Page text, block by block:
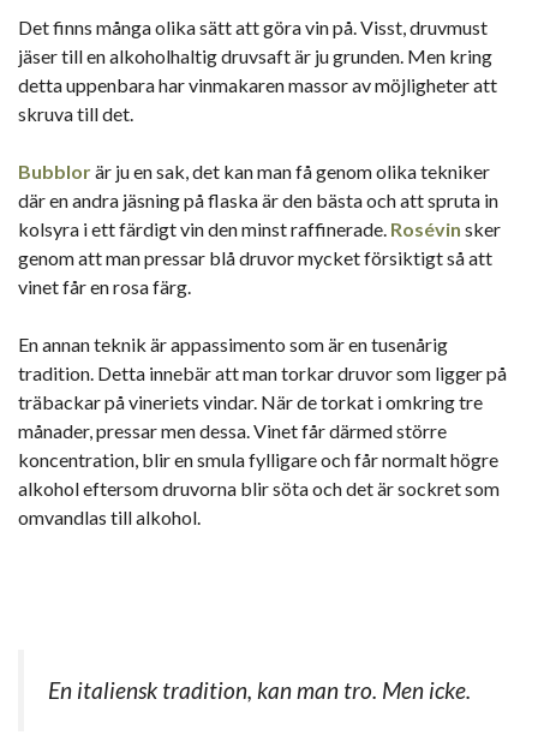
Det finns många olika sätt att göra vin på. Visst, druvmust
jäser till en alkoholhaltig druvsaft är ju grunden. Men kring
detta uppenbara har vinmakaren massor av möjligheter att
skruva till det.
Bubblorär ju en sak, det kan man få genom olika tekniker
där en andra jäsning på flaska är den bästa och att spruta in
kolsyra i ett färdigt vin den minst raffinerade. Rosévin sker
genom att man pressar blå druvor mycket försiktigt så att
vinet får en rosa färg.
En annan teknik är appassimento som är en tusenårig
tradition. Detta innebär att man torkar druvor som ligger på
träbackar på vineriets vindar. När de torkat i omkring tre
månader, pressar men dessa. Vinet får därmed större
koncentration, blir en smula fylligare och får normalt högre
alkohol eftersom druvorna blir söta och det är sockret som
omvandlas till alkohol.
En italiensk tradition, kan man tro. Men icke.